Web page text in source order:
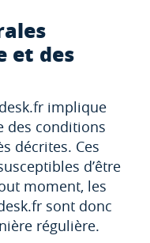
et des
implique
des conditions
décrites. Ces
d’être
moment, les
sont donc
régulière.